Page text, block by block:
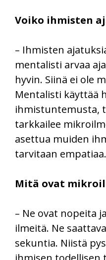
Voiko ihmisten
– Ihmisten
mentalisti arvaa
hyvin. Siinä ei ole
Mentalisti käyttää
ihmistuntemusta,
tarkkailee
asettua muiden
tarvitaan empatiaa.
Mitä ovat
– Ne ovat nopeita
ilmeitä. Ne
sekuntia. Niistä